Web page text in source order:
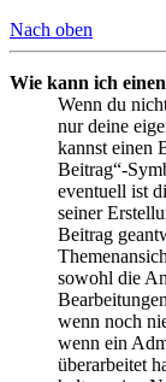
Nach oben
Wie kann ich
Wenn du
nur deine
kannst einen
Beitrag“-
eventuell ist
seiner
Beitrag
sowohl die
wenn noch
wenn ein
überarbeitet